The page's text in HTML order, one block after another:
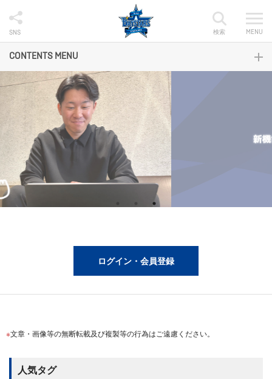
SNS MENU
検索
CONTENTS MENU
ログイン・会員登録
文章・画像等の無断転載及び複製等の行為はご遠慮ください。
人気タグ